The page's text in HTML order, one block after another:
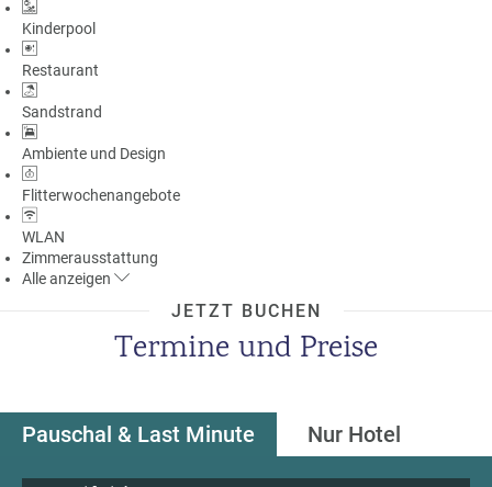
Kinderpool
Restaurant
Sandstrand
Ambiente und Design
Flitterwochenangebote
WLAN
Zimmerausstattung
Alleanzeigen
JETZT BUCHEN
Termine und Preise
Pauschal & Last Minute Nur Hotel